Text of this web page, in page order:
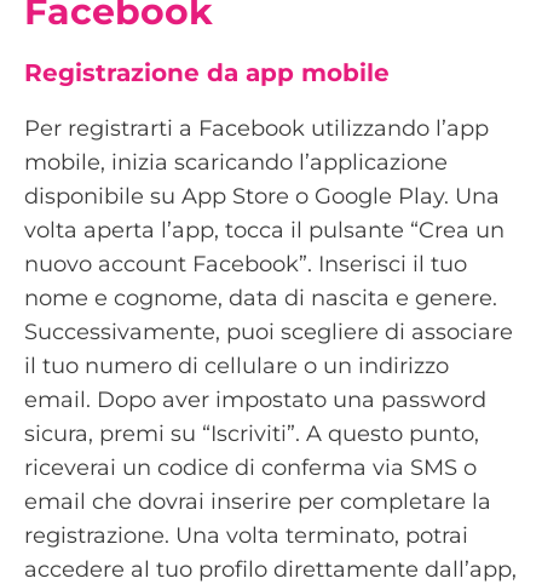
Facebook
Registrazione da app mobile
Per registrarti a Facebook utilizzando l’app
mobile, inizia scaricando l’applicazione
disponibile su App Store o Google Play. Una
volta aperta l’app, tocca il pulsante “Crea un
nuovo account Facebook”. Inserisci il tuo
nome e cognome, data di nascita e genere.
Successivamente, puoi scegliere di associare
il tuo numero di cellulare o un indirizzo
email. Dopo aver impostato una password
sicura, premi su “Iscriviti”. A questo punto,
riceverai un codice di conferma via SMS o
email che dovrai inserire per completare la
registrazione. Una volta terminato, potrai
accedere al tuo profilo direttamente dall’app,